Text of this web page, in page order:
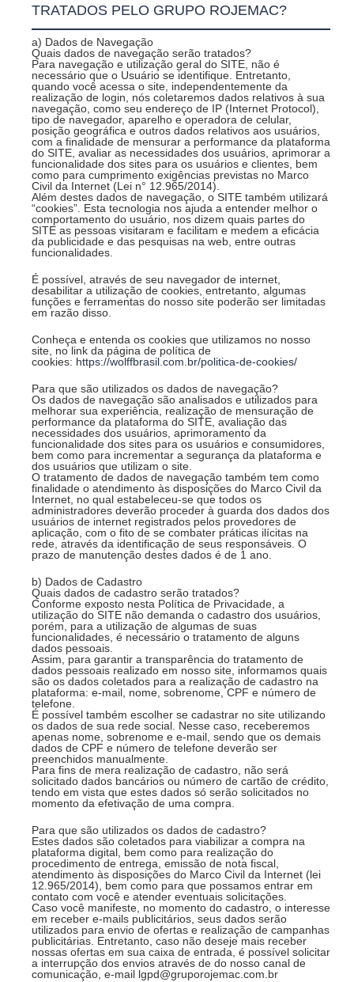
TRATADOS PELO GRUPO ROJEMAC?
a) Dados de Navegação
Quais dados de navegação serão tratados?
Para navegação e utilização geral do SITE, não é
necessário que o Usuário se identifique. Entretanto,
quando você acessa o site, independentemente da
realização de login, nós coletaremos dados relativos à sua
navegação, como seu endereço de IP (Internet Protocol),
tipo de navegador, aparelho e operadora de celular,
posição geográfica e outros dados relativos aos usuários,
com a finalidade de mensurar a performance da plataforma
do SITE, avaliar as necessidades dos usuários, aprimorar a
funcionalidade dos sites para os usuários e clientes, bem
como para cumprimento exigências previstas no Marco
Civil da Internet (Lei n° 12.965/2014).
Além destes dados de navegação, o SITE também utilizará
“cookies”. Esta tecnologia nos ajuda a entender melhor o
comportamento do usuário, nos dizem quais partes do
SITE as pessoas visitaram e facilitam e medem a eficácia
da publicidade e das pesquisas na web, entre outras
funcionalidades.
É possível, através de seu navegador de internet,
desabilitar a utilização de cookies, entretanto, algumas
funções e ferramentas do nosso site poderão ser limitadas
em razão disso.
Conheça e entenda os cookies que utilizamos no nosso
site, no link da página de política de
cookies: https://wolffbrasil.com.br/politica-de-cookies/
Para que são utilizados os dados de navegação?
Os dados de navegação são analisados e utilizados para
melhorar sua experiência, realização de mensuração de
performance da plataforma do SITE, avaliação das
necessidades dos usuários, aprimoramento da
funcionalidade dos sites para os usuários e consumidores,
bem como para incrementar a segurança da plataforma e
dos usuários que utilizam o site.
O tratamento de dados de navegação também tem como
finalidade o atendimento às disposições do Marco Civil da
Internet, no qual estabeleceu-se que todos os
administradores deverão proceder à guarda dos dados dos
usuários de internet registrados pelos provedores de
aplicação, com o fito de se combater práticas ilícitas na
rede, através da identificação de seus responsáveis. O
prazo de manutenção destes dados é de 1 ano.
b) Dados de Cadastro
Quais dados de cadastro serão tratados?
Conforme exposto nesta Política de Privacidade, a
utilização do SITE não demanda o cadastro dos usuários,
porém, para a utilização de algumas de suas
funcionalidades, é necessário o tratamento de alguns
dados pessoais.
Assim, para garantir a transparência do tratamento de
dados pessoais realizado em nosso site, informamos quais
são os dados coletados para a realização de cadastro na
plataforma: e-mail, nome, sobrenome, CPF e número de
telefone.
É possível também escolher se cadastrar no site utilizando
os dados de sua rede social. Nesse caso, receberemos
apenas nome, sobrenome e e-mail, sendo que os demais
dados de CPF e número de telefone deverão ser
preenchidos manualmente.
Para fins de mera realização de cadastro, não será
solicitado dados bancários ou número de cartão de crédito,
tendo em vista que estes dados só serão solicitados no
momento da efetivação de uma compra.
Para que são utilizados os dados de cadastro?
Estes dados são coletados para viabilizar a compra na
plataforma digital, bem como para realização do
procedimento de entrega, emissão de nota fiscal,
atendimento às disposições do Marco Civil da Internet (lei
12.965/2014), bem como para que possamos entrar em
contato com você e atender eventuais solicitações.
Caso você manifeste, no momento do cadastro, o interesse
em receber e-mails publicitários, seus dados serão
utilizados para envio de ofertas e realização de campanhas
publicitárias. Entretanto, caso não deseje mais receber
nossas ofertas em sua caixa de entrada, é possível solicitar
a interrupção dos envios através de do nosso canal de
comunicação, e-mail lgpd@gruporojemac.com.br